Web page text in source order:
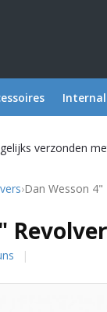
verzonden
›Dan Wesson 4"